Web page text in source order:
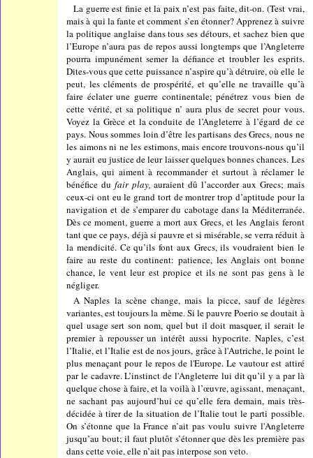
La guerre est finie et la paix n’est pas faite, dit-on. (Test vrai,
mais à qui la fante et comment s’en étonner? Apprenez à suivre
la politique anglaise dans tous ses détours, et sachez bien que
l’Europe n’aura pas de repos aussi longtemps que l’Angleterre
pourra impunément semer la défiance et troubler les esprits.
Dites-vous que cette puissance n’aspire qu’à détruire, où elle le
peut, les cléments de prospérité, et qu’elle ne travaille qu’à
faire éclater une guerre continentale; pénétrez vous bien de
cette vérité, et sa politique n’ aura plus de secret pour vous.
Voyez la Grèce et la conduite de l’Angleterre à l’égard de ce
pays. Nous sommes loin d’être les partisans des Grecs, nous ne
les aimons ni ne les estimons, mais encore trouvons-nous qu’il
y aurait eu justice de leur laisser quelques bonnes chances. Les
Anglais, qui aiment à recommander et surtout à réclamer le
bénéfice du fair play, auraient dû l’accorder aux Grecs; mais
ceux-ci ont eu le grand tort de montrer trop d’aptitude pour la
navigation et de s’emparer du cabotage dans la Méditerranée.
Dès ce moment, guerre a mort aux Grecs, et les Anglais feront
tant que ce pays, déjà si pauvre et si misérable, se verra réduit à
la mendicité. Ce qu’ils font aux Grecs, ils voudraient bien le
faire au reste du continent: patience, les Anglais ont bonne
chance, le vent leur est propice et ils ne sont pas gens à le
négliger.
A Naples la scène change, mais la picce, sauf de légères
variantes, est toujours la mème. Si le pauvre Poerio se doutait à
quel usage sert son nom, quel but il doit masquer, il serait le
premier à repousser un intérêt aussi hypocrite. Naples, c’est
l’Italie, et l’Italie est de nos jours, grâce à l'Autriche, le point le
plus menaçant pour le repos de l'Europe. Le vautour est attiré
par le cadavre. L’instinct de l'Angleterre lui dit qu’il y a par là
quelque chose à faire, et la voilà à l’œuvre, agissant, menaçant,
ne sachant pas aujourd’hui ce qu’elle fera demain, mais très-
décidée à tirer de la situation de l’Italie tout le parti possible.
On s’étonne que la France n’ait pas voulu suivre l'Angleterre
jusqu’au bout; il faut plutôt s’étonner que dès les première pas
dans cette voie, elle n’ait pas interpose son veto.